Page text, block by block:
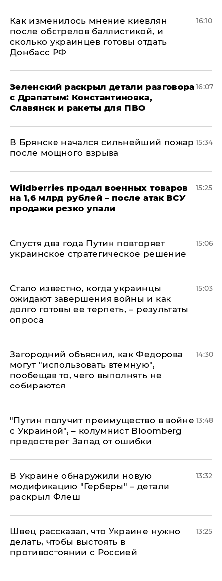
Как изменилось мнение киевлян
после обстрелов баллистикой, и
сколько украинцев готовы отдать
Донбасс РФ
16:10
​Зеленский раскрыл детали разговора
с Драпатым: Константиновка,
Славянск и ракеты для ПВО
16:07
В Брянске начался сильнейший пожар
после мощного взрыва
15:34
​Wildberries продал военных товаров
на 1,6 млрд рублей – после атак ВСУ
продажи резко упали
15:25
Спустя два года Путин повторяет
украинское стратегическое решение
15:06
Стало известно, когда украинцы
ожидают завершения войны и как
долго готовы ее терпеть, – результаты
опроса
15:03
Загородний объяснил, как Федорова
могут "использовать втемную",
пообещав то, чего выполнять не
собираются
14:30
"Путин получит преимущество в войне
с Украиной", – колумнист Bloomberg
предостерег Запад от ошибки
13:48
В Украине обнаружили новую
модификацию "Герберы" – детали
раскрыл Флеш
13:32
Швец рассказал, что Украине нужно
делать, чтобы выстоять в
противостоянии с Россией
13:25